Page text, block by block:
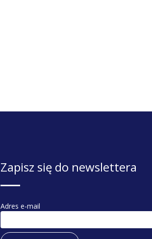
Zapisz się do newslettera
Adres e-mail